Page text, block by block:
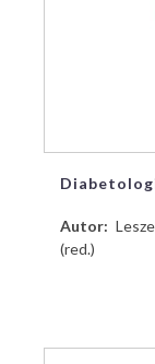
Autor
(red.)